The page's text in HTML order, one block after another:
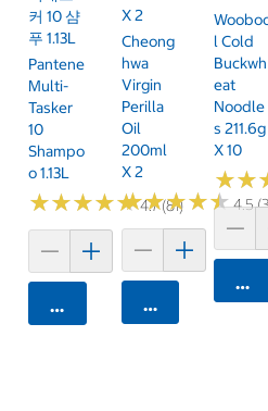
커 10 샴
푸 1.13L
Pantene
Multi-
Tasker
10
Shampo
O 1.13L
★★★★★
★★★★★4.7 (81)
카트에 담기
X 2
Cheong
Hwa
Virgin
Perilla
Oil
200ml
X 2
★★★★★
★★★★★4.5
카트에 담기
L Cold
Buckwh
Eat
Noodle
S 211.6g
X 10
★★
★★
카